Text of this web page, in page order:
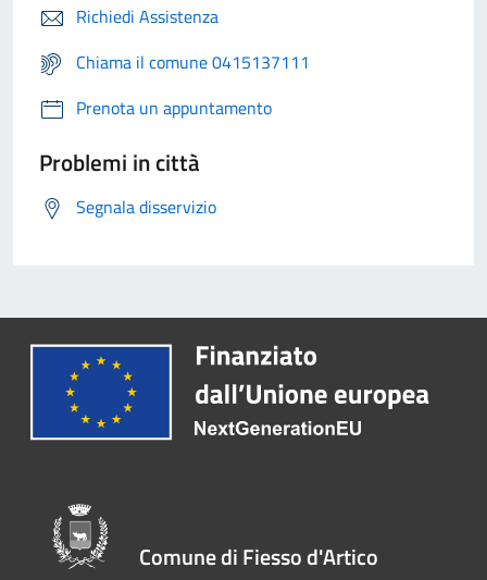
Richiedi Assistenza
Chiama il comune 0415137111
Prenota un appuntamento
Problemi in città
Segnala disservizio
Comune di Fiesso d'Artico